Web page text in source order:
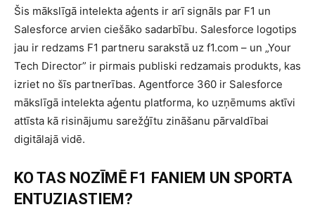
Šis mākslīgā intelekta aģents ir arī signāls par F1 un
Salesforce arvien ciešāko sadarbību. Salesforce logotips
jau ir redzams F1 partneru sarakstā uz f1.com – un „Your
Tech Director” ir pirmais publiski redzamais produkts, kas
izriet no šīs partnerības. Agentforce 360 ir Salesforce
mākslīgā intelekta aģentu platforma, ko uzņēmums aktīvi
attīsta kā risinājumu sarežģītu zināšanu pārvaldībai
digitālajā vidē.
KO TAS NOZĪMĒ F1 FANIEM UN SPORTA
ENTUZIASTIEM?